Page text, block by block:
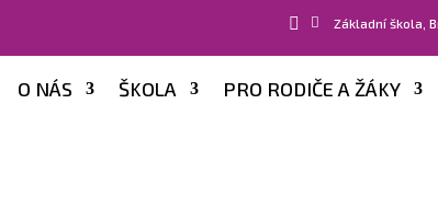
  Základní škola,
O NÁS ŠKOLA PRO RODIČE A ŽÁKY